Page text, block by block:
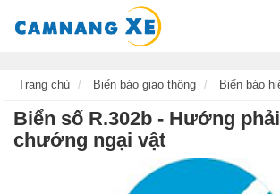
Trang chủ Biển báo giao thông Biển báo
Biển số R.302b - Hướng
chướng ngại vật